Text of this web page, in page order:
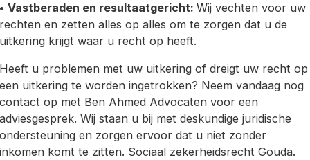
• Vastberaden en resultaatgericht: Wij vechten voor uw
rechten en zetten alles op alles om te zorgen dat u de
uitkering krijgt waar u recht op heeft.
Heeft u problemen met uw uitkering of dreigt uw recht op
een uitkering te worden ingetrokken? Neem vandaag nog
contact op met Ben Ahmed Advocaten voor een
adviesgesprek. Wij staan u bij met deskundige juridische
ondersteuning en zorgen ervoor dat u niet zonder
inkomen komt te zitten. Sociaal zekerheidsrecht Gouda.